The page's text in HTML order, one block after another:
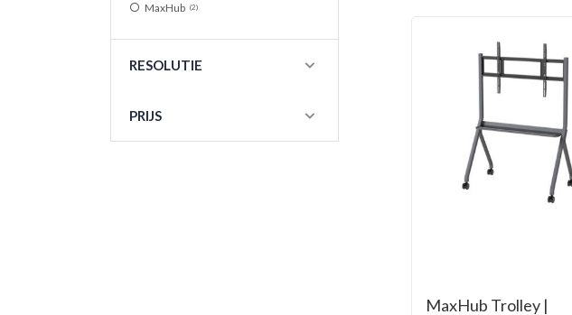
MaxHub Trolley |
MaxHub 2
RESOLUTIE
PRIJS